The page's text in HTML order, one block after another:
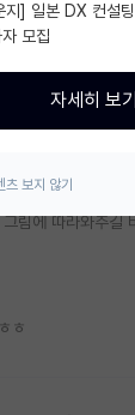
림에 따라와주길
ㅎ
지] 일본 DX 컨설
모집
자세히 보기
보지 않기